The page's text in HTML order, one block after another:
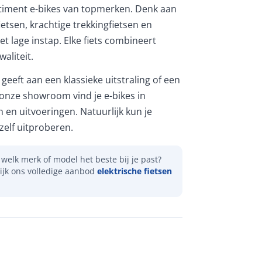
e-bikes van topmerken. Denk aan
krachtige trekkingfietsen en
lage instap. Elke fiets combineert
aan een klassieke uitstraling of een
showroom vind je e-bikes in
en uitvoeringen. Natuurlijk kun je
uitproberen.
merk of model het beste bij je past?
ons volledige aanbod elektrische fietsen